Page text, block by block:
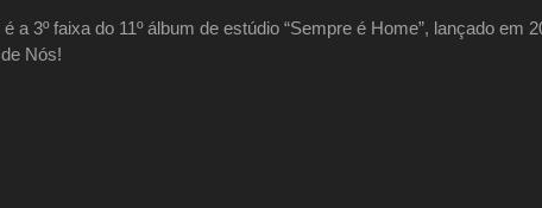
é a 3º faixa do 11º álbum de estúdio “Sempre é Home”, lançado em
Nós!